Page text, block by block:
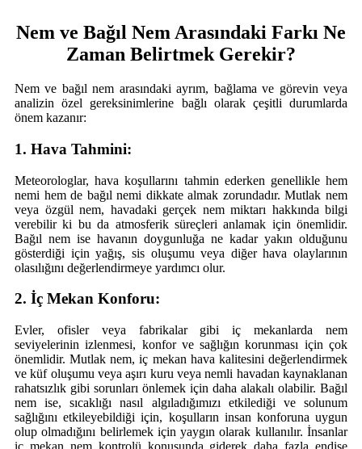
Nem ve Bağıl Nem Arasındaki Farkı Ne
Zaman Belirtmek Gerekir?
Nem ve bağıl nem arasındaki ayrım, bağlama ve görevin veya
analizin özel gereksinimlerine bağlı olarak çeşitli durumlarda
önem kazanır:
1. Hava Tahmini:
Meteorologlar, hava koşullarını tahmin ederken genellikle hem
nemi hem de bağıl nemi dikkate almak zorundadır. Mutlak nem
veya özgül nem, havadaki gerçek nem miktarı hakkında bilgi
verebilir ki bu da atmosferik süreçleri anlamak için önemlidir.
Bağıl nem ise havanın doygunluğa ne kadar yakın olduğunu
gösterdiği için yağış, sis oluşumu veya diğer hava olaylarının
olasılığını değerlendirmeye yardımcı olur.
2. İç Mekan Konforu:
Evler, ofisler veya fabrikalar gibi iç mekanlarda nem
seviyelerinin izlenmesi, konfor ve sağlığın korunması için çok
önemlidir. Mutlak nem, iç mekan hava kalitesini değerlendirmek
ve küf oluşumu veya aşırı kuru veya nemli havadan kaynaklanan
rahatsızlık gibi sorunları önlemek için daha alakalı olabilir. Bağıl
nem ise, sıcaklığı nasıl algıladığımızı etkilediği ve solunum
sağlığını etkileyebildiği için, koşulların insan konforuna uygun
olup olmadığını belirlemek için yaygın olarak kullanılır. İnsanlar